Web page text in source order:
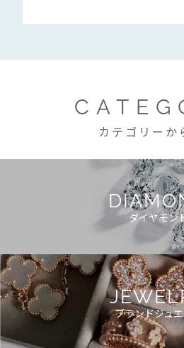
カテゴリーか
ダイヤモン
ブランドジュ